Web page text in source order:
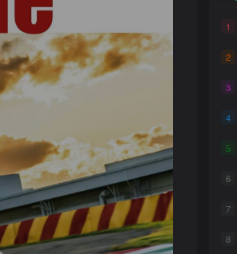
1
2
3
4
5
6
7
8